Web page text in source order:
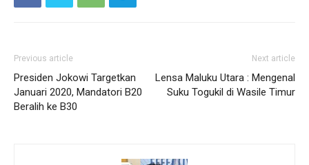
Previous article
Presiden Jokowi Targetkan
Januari 2020, Mandatori B20
Beralih ke B30
Next article
Lensa Maluku Utara : Mengenal
Suku Togukil di Wasile Timur